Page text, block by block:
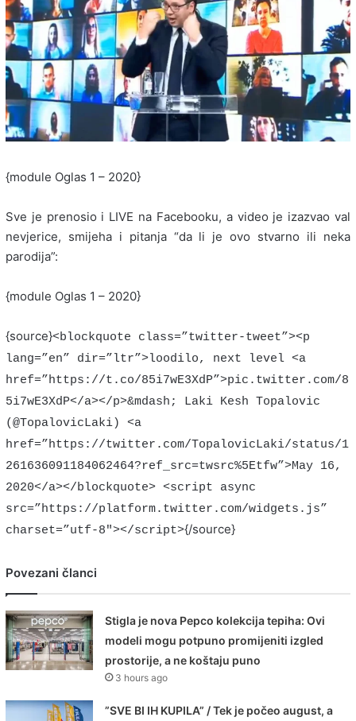
{module Oglas 1 – 2020}
Sve je prenosio i LIVE na Facebooku, a video je izazvao val
nevjerice, smijeha i pitanja “da li je ovo stvarno ili neka
parodija”:
{module Oglas 1 – 2020}
{source}<blockquote class=”twitter-tweet”><p
lang=”en” dir=”ltr”>loodilo, next level <a
href=”https://t.co/85i7wE3XdP”>pic.twitter.com/8
5i7wE3XdP</a></p>&mdash; Laki Kesh Topalovic
(@TopalovicLaki) <a
href=”https://twitter.com/TopalovicLaki/status/1
261636091184062464?ref_src=twsrc%5Etfw”>May 16,
2020</a></blockquote> <script async
src=”https://platform.twitter.com/widgets.js”
charset=”utf-8″></script>{/source}
Povezani članci
Stigla je nova Pepco kolekcija tepiha: Ovi
modeli mogu potpuno promijeniti izgled
prostorije, a ne koštaju puno
3 hours ago
”SVE BI IH KUPILA” / Tek je počeo august, a